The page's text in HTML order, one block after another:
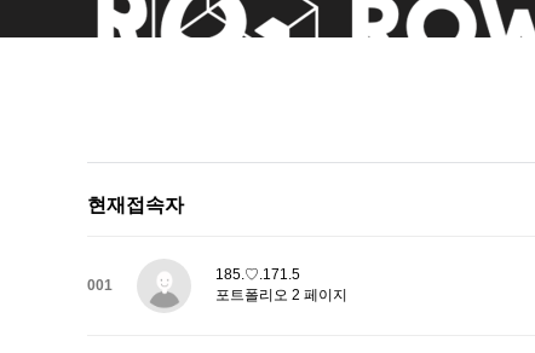
현재접속자
001
185.♡.171.5
포트폴리오 2 페이지